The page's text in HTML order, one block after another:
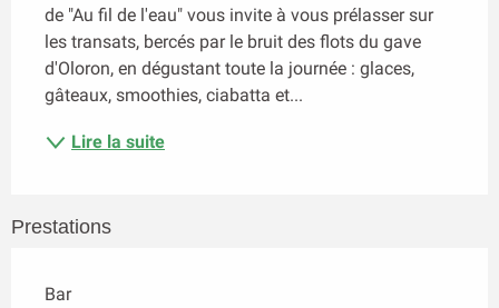
de "Au fil de l'eau" vous invite à vous prélasser sur
les transats, bercés par le bruit des flots du gave
d'Oloron, en dégustant toute la journée : glaces,
gâteaux, smoothies, ciabatta et...
Lire la suite
Prestations
Bar